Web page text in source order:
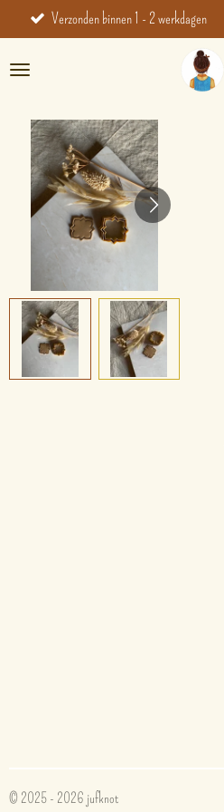
direct
naar
Verzonden binnen 1 - 2 werkdagen
© 2025 - 2026 jufknot